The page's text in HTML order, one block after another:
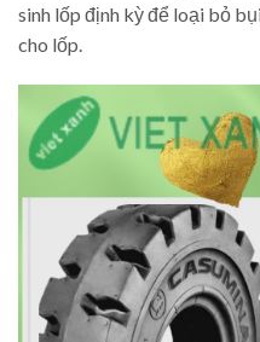
sinh lốp định kỳ để loại bỏ
cho lốp.